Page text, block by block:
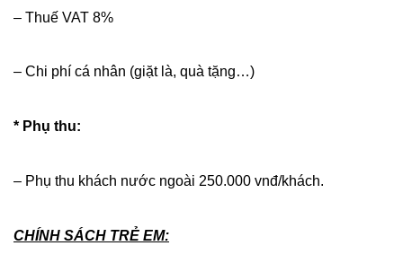
– Thuế VAT 8%
– Chi phí cá nhân (giặt là, quà tặng…)
* Phụ thu:
– Phụ thu khách nước ngoài 250.000 vnđ/khách.
CHÍNH SÁCH TRẺ EM: